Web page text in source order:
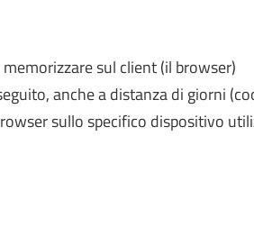
sul client (il browser)
anche a distanza di giorni
sullo specifico dispositivo